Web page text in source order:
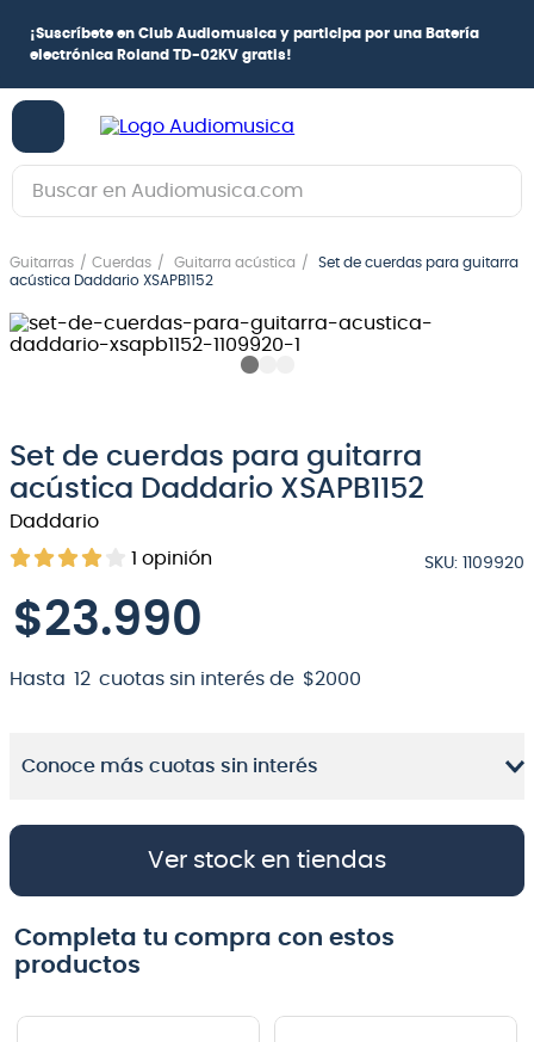
¡Suscríbete en Club Audiomusica y participa por una Batería
electrónica Roland TD-02KV gratis!
Buscar en Audiomusica.com
Guitarras Cuerdas Guitarra acústica
Set de cuerdas para guitarra
acústica Daddario XSAPB1152
Set de cuerdas para guitarra
acústica Daddario XSAPB1152
Daddario
1 opinión SKU: 1109920
$23.990
Hasta 12 cuotas sin interés de $2000
Conoce más cuotas sin interés
Ver stock en tiendas
Completa tu compra con estos
productos
1.
guitarra electrica
2.
bajo
guitarra electroacústica
5 .
amplificador
6.
guitarra
7.
teclado
8.
bateria
9 .
micrófono